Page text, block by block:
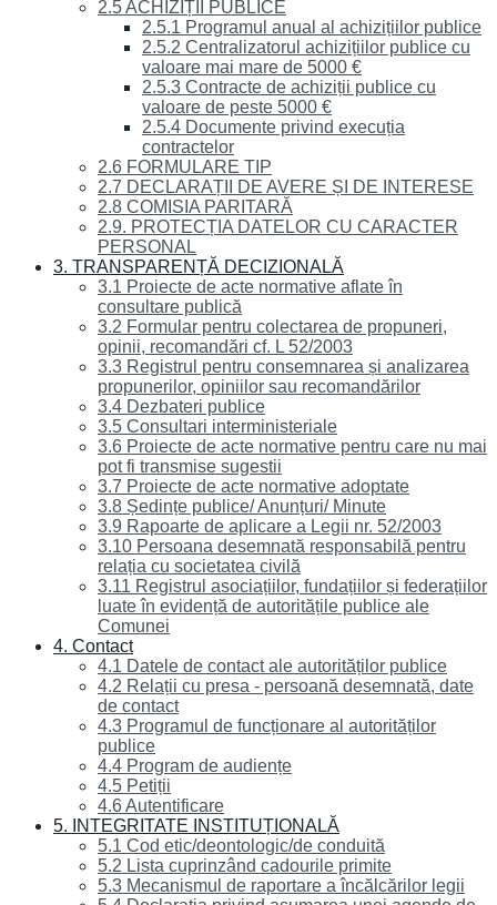
2.5 ACHIZIȚII PUBLICE
2.5.1 Programul anual al achizițiilor publice
2.5.2 Centralizatorul achizițiilor publice cu
valoare mai mare de 5000 €
2.5.3 Contracte de achiziții publice cu
valoare de peste 5000 €
2.5.4 Documente privind execuția
contractelor
2.6 FORMULARE TIP
2.7 DECLARAȚII DE AVERE ȘI DE INTERESE
2.8 COMISIA PARITARĂ
2.9. PROTECȚIA DATELOR CU CARACTER
PERSONAL
3. TRANSPARENȚĂ DECIZIONALĂ
3.1 Proiecte de acte normative aflate în
consultare publică
3.2 Formular pentru colectarea de propuneri,
opinii, recomandări cf. L 52/2003
3.3 Registrul pentru consemnarea și analizarea
propunerilor, opiniilor sau recomandărilor
3.4 Dezbateri publice
3.5 Consultari interministeriale
3.6 Proiecte de acte normative pentru care nu mai
pot fi transmise sugestii
3.7 Proiecte de acte normative adoptate
3.8 Ședințe publice/ Anunțuri/ Minute
3.9 Rapoarte de aplicare a Legii nr. 52/2003
3.10 Persoana desemnată responsabilă pentru
relația cu societatea civilă
3.11 Registrul asociațiilor, fundațiilor și federațiilor
luate în evidență de autoritățile publice ale
Comunei
4. Contact
4.1 Datele de contact ale autorităților publice
4.2 Relații cu presa - persoană desemnată, date
de contact
4.3 Programul de funcționare al autorităților
publice
4.4 Program de audiențe
4.5 Petiții
4.6 Autentificare
5. INTEGRITATE INSTITUȚIONALĂ
5.1 Cod etic/deontologic/de conduită
5.2 Lista cuprinzând cadourile primite
5.3 Mecanismul de raportare a încălcărilor legii